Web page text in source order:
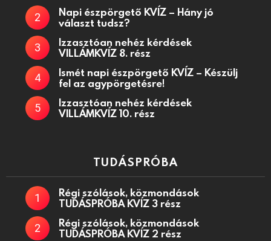
Napi észpörgető KVÍZ – Hány jó
választ tudsz?
Izzasztóan nehéz kérdések
VILLÁMKVÍZ 8. rész
Ismét napi észpörgető KVÍZ – Készülj
fel az agypörgetésre!
Izzasztóan nehéz kérdések
VILLÁMKVÍZ 10. rész
TUDÁSPRÓBA
Régi szólások, közmondások
TUDÁSPRÓBA KVÍZ 3 rész
Régi szólások, közmondások
TUDÁSPRÓBA KVÍZ 2 rész